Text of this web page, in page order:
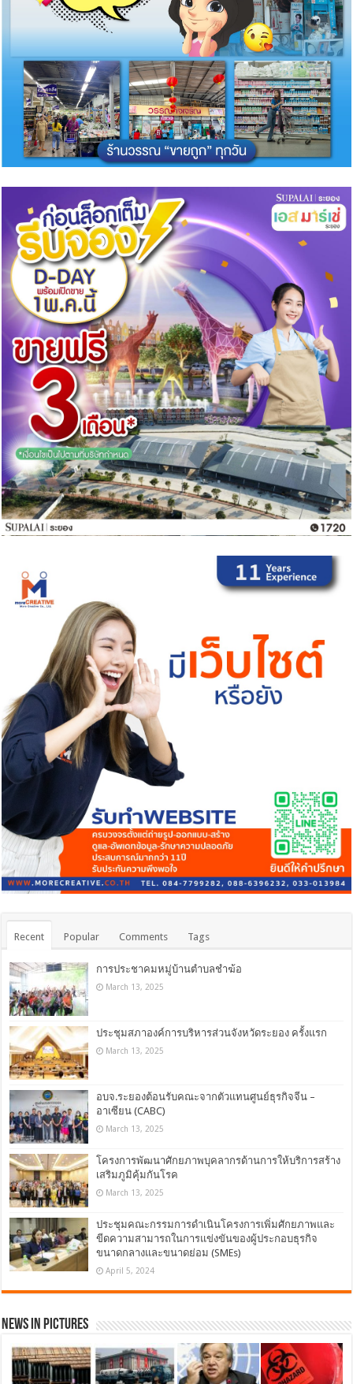
Recent Popular Comments Tags
การประชาคมหมู่บ้านตำบลชำฆ้อ
March 13, 2025
ประชุมสภาองค์การบริหารส่วนจังหวัดระยอง ครั้งแรก
March 13, 2025
อบจ.ระยองต้อนรับคณะจากตัวแทนศูนย์ธุรกิจจีน –
อาเซียน (CABC)
March 13, 2025
โครงการพัฒนาศักยภาพบุคลากรด้านการให้บริการสร้าง
เสริมภูมิคุ้มกันโรค
March 13, 2025
ประชุมคณะกรรมการดำเนินโครงการเพิ่มศักยภาพและ
ขีดความสามารถในการแข่งขันของผู้ประกอบธุรกิจ
ขนาดกลางและขนาดย่อม (SMEs)
April 5, 2024
News in Pictures